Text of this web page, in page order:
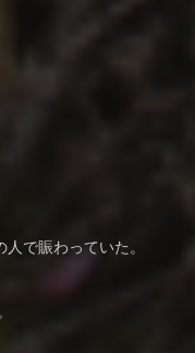
で賑わっていた。